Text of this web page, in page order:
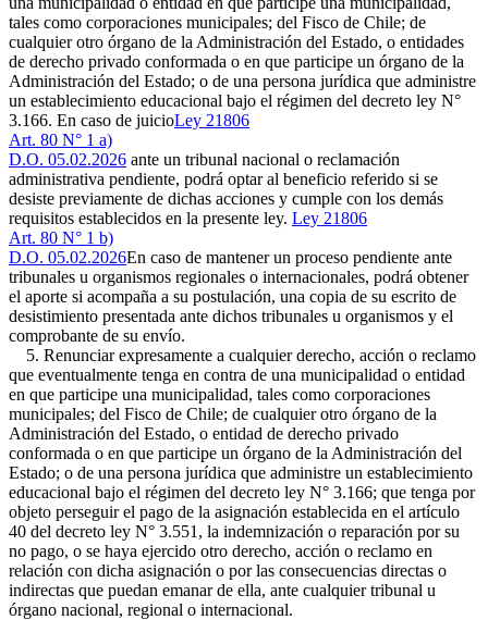
tales como corporaciones municipales; del Fisco de Chile; de
cualquier otro órgano de la Administración del Estado, o entidades
de derecho privado conformada o en que participe un órgano de la
Administración del Estado; o de una persona jurídica que administre
un establecimiento educacional bajo el régimen del decreto ley N°
3.166. En caso de juicioLey 21806
Art. 80 N° 1 a)
D.O. 05.02.2026 ante un tribunal nacional o reclamación
administrativa pendiente, podrá optar al beneficio referido si se
desiste previamente de dichas acciones y cumple con los demás
requisitos establecidos en la presente ley. Ley 21806
Art. 80 N° 1 b)
D.O. 05.02.2026En caso de mantener un proceso pendiente ante
tribunales u organismos regionales o internacionales, podrá obtener
el aporte si acompaña a su postulación, una copia de su escrito de
desistimiento presentada ante dichos tribunales u organismos y el
comprobante de su envío.
5. Renunciar expresamente a cualquier derecho, acción o reclamo
que eventualmente tenga en contra de una municipalidad o entidad
en que participe una municipalidad, tales como corporaciones
municipales; del Fisco de Chile; de cualquier otro órgano de la
Administración del Estado, o entidad de derecho privado
conformada o en que participe un órgano de la Administración del
Estado; o de una persona jurídica que administre un establecimiento
educacional bajo el régimen del decreto ley N° 3.166; que tenga por
objeto perseguir el pago de la asignación establecida en el artículo
40 del decreto ley N° 3.551, la indemnización o reparación por su
no pago, o se haya ejercido otro derecho, acción o reclamo en
relación con dicha asignación o por las consecuencias directas o
indirectas que puedan emanar de ella, ante cualquier tribunal u
órgano nacional, regional o internacional.